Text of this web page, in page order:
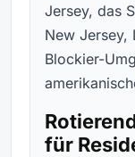
Jersey, das
New Jersey,
Blockier-
für